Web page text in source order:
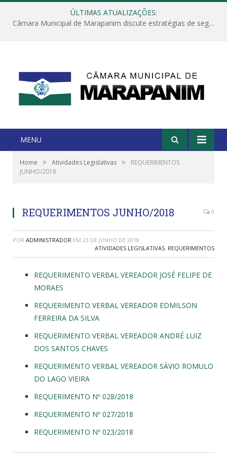
ÚLTIMAS ATUALIZAÇÕES:
Câmara Municipal de Marapanim discute estratégias de segurança com autoridades e poder executivo
MENU
Home » Atividades Legislativas »
REQUERIMENTOS
JUNHO/2018
REQUERIMENTOS JUNHO/2018 0
POR ADMINISTRADOR EM 23 DE JUNHO DE 2018
ATIVIDADES LEGISLATIVAS, REQUERIMENTOS
REQUERIMENTO VERBAL VEREADOR JOSÉ FELIPE DE
MORAES
REQUERIMENTO VERBAL VEREADOR EDMILSON
FERREIRA DA SILVA
REQUERIMENTO VERBAL VEREADOR ANDRÉ LUIZ
DOS SANTOS CHAVES
REQUERIMENTO VERBAL VEREADOR SÁVIO ROMULO
DO LAGO VIEIRA
REQUERIMENTO Nº 028/2018
REQUERIMENTO Nº 027/2018
REQUERIMENTO Nº 023/2018